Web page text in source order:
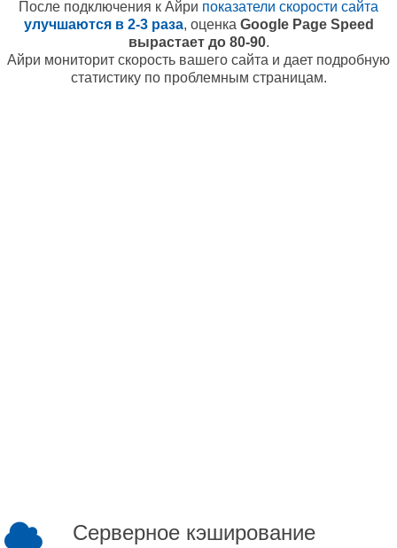
После подключения к Айри показатели скорости сайта
улучшаются в 2-3 раза, оценка Google Page Speed
вырастает до 80-90.
Айри мониторит скорость вашего сайта и дает подробную
статистику по проблемным страницам.
Серверное кэширование